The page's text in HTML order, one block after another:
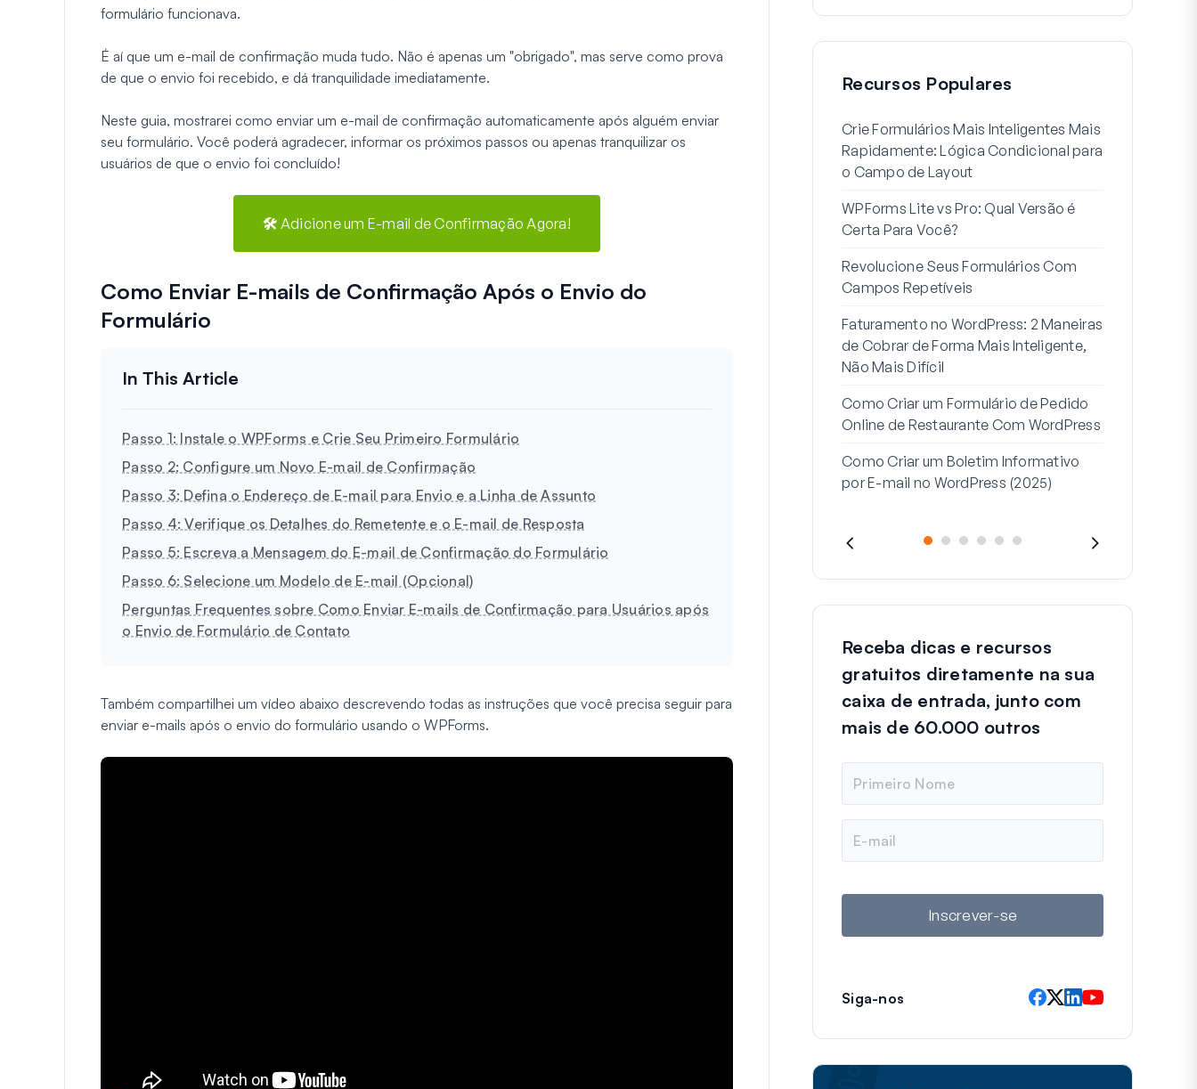
formulário funcionava.
É aí que um e-mail de confirmação muda tudo. Não é apenas um "obrigado", mas serve como prova
de que o envio foi recebido, e dá tranquilidade imediatamente.
Neste guia, mostrarei como enviar um e-mail de confirmação automaticamente após alguém enviar
seu formulário. Você poderá agradecer, informar os próximos passos ou apenas tranquilizar os
usuários de que o envio foi concluído!
🛠️ Adicione um E-mail de Confirmação Agora!
Como Enviar E-mails de Confirmação Após o Envio do
Formulário
Passo 1: Instale o WPForms e Crie Seu Primeiro Formulário
Passo 2: Configure um Novo E-mail de Confirmação
Passo 3: Defina o Endereço de E-mail para Envio e a Linha de Assunto
Passo 4: Verifique os Detalhes do Remetente e o E-mail de Resposta
Passo 5: Escreva a Mensagem do E-mail de Confirmação do Formulário
Passo 6: Selecione um Modelo de E-mail (Opcional)
Perguntas Frequentes sobre Como Enviar E-mails de Confirmação para Usuários após
o Envio de Formulário de Contato
Também compartilhei um vídeo abaixo descrevendo todas as instruções que você precisa seguir para
enviar e-mails após o envio do formulário usando o WPForms.
Recursos Populares
Crie Formulários Mais Inteligentes Mais
Rapidamente: Lógica Condicional para
o Campo de Layout
WPForms Lite vs Pro: Qual Versão é
Certa Para Você?
Revolucione Seus Formulários Com
Campos Repetíveis
Faturamento no WordPress: 2 Maneiras
de Cobrar de Forma Mais Inteligente,
Não Mais Difícil
Como Criar um Formulário de Pedido
Online de Restaurante Com WordPress
Como Criar um Boletim Informativo
por E-mail no WordPress (2025)
Receba dicas e recursos
gratuitos diretamente na sua
caixa de entrada, junto com
mais de 60.000 outros
m
e
m
i
Inscrever-se
Siga-nos